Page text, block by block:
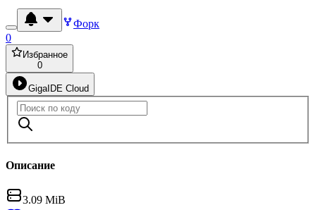
Форк
0
Избранное
0
GigaIDE Cloud
Описание
3.09 MiB